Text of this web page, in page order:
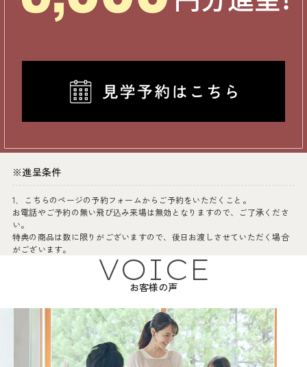
※進呈条件
1．こちらのページの予約フォームからご予約をいただくこと。
お電話やご予約の無い飛び込み来場は無効となりますので、ご了承くださ
い。
特典の商品は数に限りがございますので、後日お渡しさせていただく場合
がございます。
2．ご夫婦お二人でご来場の方。
※やむを得ずお一人でご来場の場合は二回目以降のお打ち合わせの際、ご
い。
※上記以外の未婚で建築予定の方はその旨、営業担当へお伝えください。
3．2年以内に弊社施工可能エリアにて新築を検討している方。
※施工可能エリア:古河市や小山市、またその近隣エリア
VOICE
お客様の声